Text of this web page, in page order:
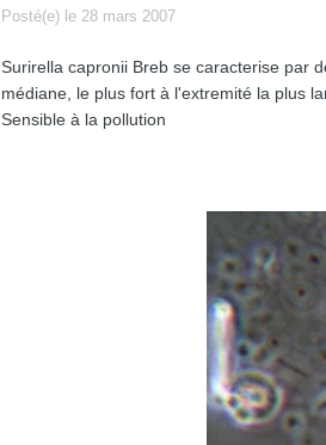
Posté(e) le 28 mars 2007
Surirella capronii Breb se caracterise par
médiane, le plus fort à l'extremité la plus
Sensible à la pollution